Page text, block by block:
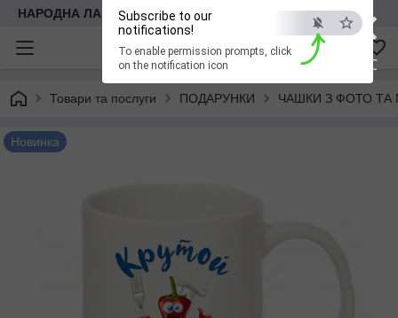
×
ESC
Subscribe to our
notifications!
To enable permission prompts, click
on the notification icon
НАРОДНА ЛАВКА
Товари та послуги ПОДАРУНКИ ЧАШКИ З ФОТО
Новинка